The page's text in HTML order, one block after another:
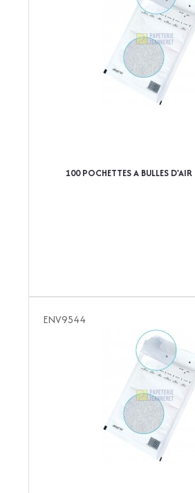
100 POCHETTES A BULLES
ENV9544